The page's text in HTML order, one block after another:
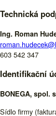
Technická
Ing. Roman
603 542 347
Identifikační
BONEGA, spol.
Sídlo firmy